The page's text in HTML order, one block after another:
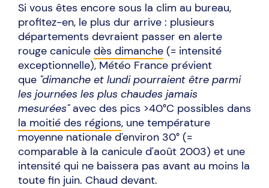
Si vous êtes encore sous la clim au bureau,
profitez-en, le plus dur arrive : plusieurs
départements devraient passer en alerte
rouge canicule dès dimanche (= intensité
exceptionnelle), Météo France prévient
que "dimanche et lundi pourraient être parmi
les journées les plus chaudes jamais
mesurées"avec des pics >40°C possibles dans
la moitié des régions, une température
moyenne nationale d'environ 30° (=
comparable à la canicule d'août 2003) et une
intensité qui ne baissera pas avant au moins la
toute fin juin. Chaud devant.